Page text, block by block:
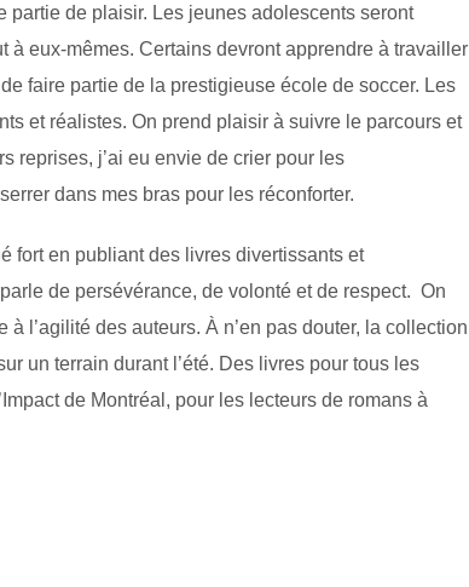
partie de plaisir. Les jeunes adolescents seront
eux-mêmes. Certains devront apprendre à travailler
faire partie de la prestigieuse école de soccer. Les
et réalistes. On prend plaisir à suivre le parcours et
reprises, j’ai eu envie de crier pour les
dans mes bras pour les réconforter.
fort en publiant des livres divertissants et
de persévérance, de volonté et de respect. On
l’agilité des auteurs. À n’en pas douter, la collection
un terrain durant l’été. Des livres pour tous les
de Montréal, pour les lecteurs de romans à